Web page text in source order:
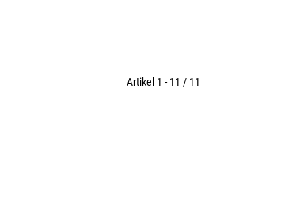
Artikel 1 - 11 / 11